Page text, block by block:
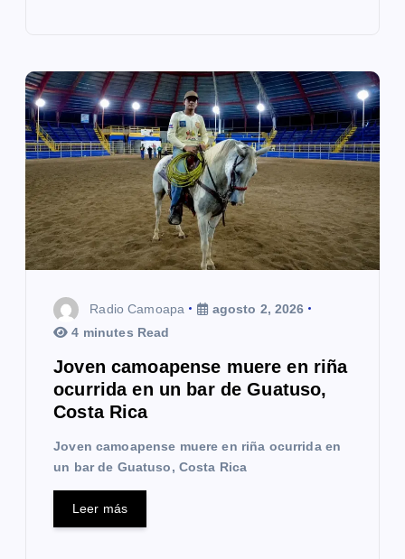
Radio Camoapa
agosto 2, 2026
4 minutes Read
Joven camoapense muere en riña
ocurrida en un bar de Guatuso,
Costa Rica
Joven camoapense muere en riña ocurrida en
un bar de Guatuso, Costa Rica
Leer más